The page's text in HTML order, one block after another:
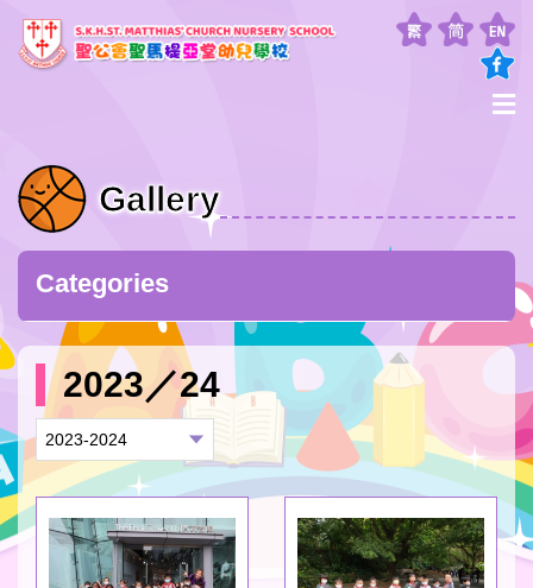
Gallery
Categories
2023／24